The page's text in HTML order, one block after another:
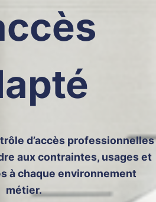
d’accès professionnelles
aux contraintes, usages et
à chaque environnement
métier.